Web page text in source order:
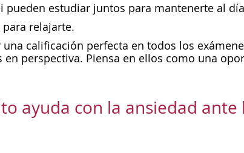
pueden estudiar juntos para mantenerte al
relajarte.
calificación perfecta en todos los
perspectiva. Piensa en ellos como una
ayuda con la ansiedad ante